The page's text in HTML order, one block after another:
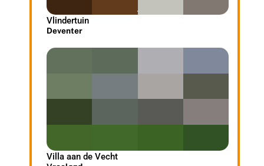
Vlindertuin
Deventer
Villa aan de Vecht